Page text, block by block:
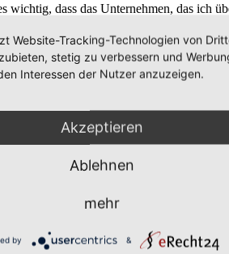
dass das Unternehmen, das ich
stammt, sondern auch unsere
in der Beschilderungs- und
erklärt Jan-Christian Hashagen,
das uns als Familienunternehmen
Laut aktuellen
Die gelungene Übergabe von
können.
Marahrens Group: „Unsere Kunden
ein deutliches Signal:
Website-Tracking-Technologien von
stetig zu verbessern und
Interessen der Nutzer anzuzeigen.
Akzeptieren
Ablehnen
mehr
by &